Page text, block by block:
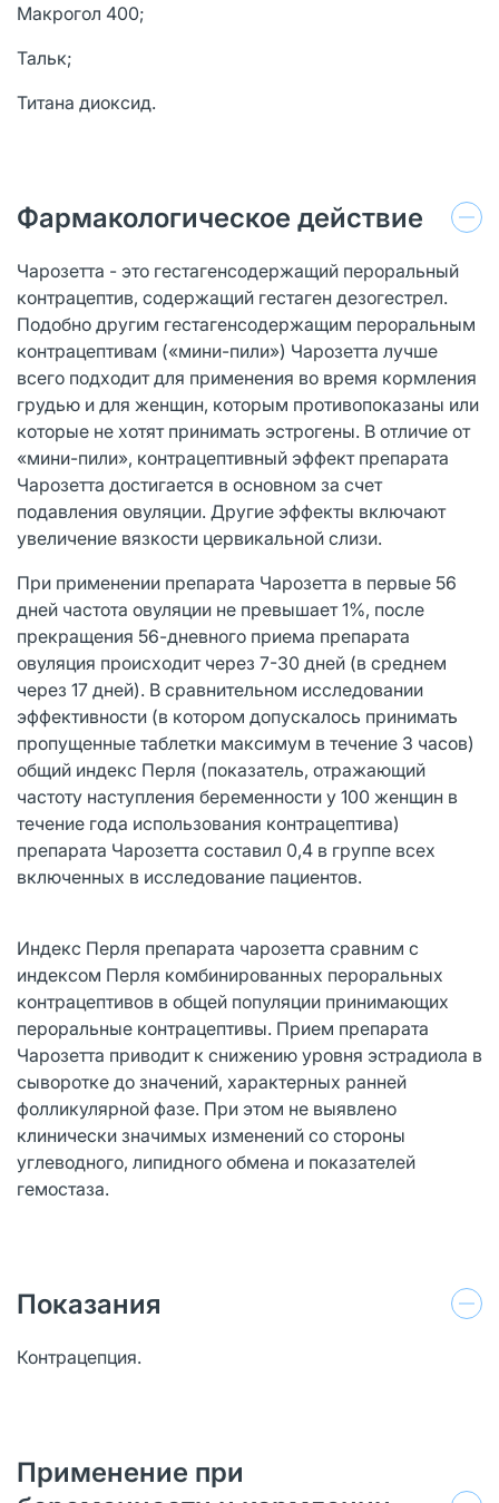
Макрогол 400;
Тальк;
Титана диоксид.
Фармакологическое действие
Чарозетта - это гестагенсодержащий пероральный
контрацептив, содержащий гестаген дезогестрел.
Подобно другим гестагенсодержащим пероральным
контрацептивам («мини-пили») Чарозетта лучше
всего подходит для применения во время кормления
грудью и для женщин, которым противопоказаны или
которые не хотят принимать эстрогены. В отличие от
«мини-пили», контрацептивный эффект препарата
Чарозетта достигается в основном за счет
подавления овуляции. Другие эффекты включают
увеличение вязкости цервикальной слизи.
При применении препарата Чарозетта в первые 56
дней частота овуляции не превышает 1%, после
прекращения 56-дневного приема препарата
овуляция происходит через 7-30 дней (в среднем
через 17 дней). В сравнительном исследовании
эффективности (в котором допускалось принимать
пропущенные таблетки максимум в течение 3 часов)
общий индекс Перля (показатель, отражающий
частоту наступления беременности у 100 женщин в
течение года использования контрацептива)
препарата Чарозетта составил 0,4 в группе всех
включенных в исследование пациентов.
Индекс Перля препарата чарозетта сравним с
индексом Перля комбинированных пероральных
контрацептивов в общей популяции принимающих
пероральные контрацептивы. Прием препарата
Чарозетта приводит к снижению уровня эстрадиола в
сыворотке до значений, характерных ранней
фолликулярной фазе. При этом не выявлено
клинически значимых изменений со стороны
углеводного, липидного обмена и показателей
гемостаза.
Показания
Контрацепция.
Применение при